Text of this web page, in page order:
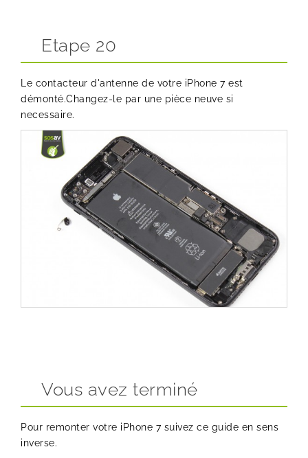
Etape 20
Le contacteur d'antenne de votre iPhone 7 est
démonté.Changez-le par une pièce neuve si
necessaire.
Vous avez terminé
Pour remonter votre iPhone 7 suivez ce guide en sens
inverse.